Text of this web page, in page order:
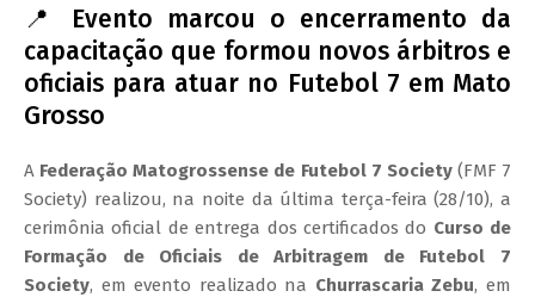
📍 Evento marcou o encerramento da
capacitação que formou novos árbitros e
oficiais para atuar no Futebol 7 em Mato
Grosso
A Federação Matogrossense de Futebol 7 Society(FMF 7
Society) realizou, na noite da última terça-feira (28/10), a
cerimônia oficial de entrega dos certificados do Curso de
Formação de Oficiais de Arbitragem de Futebol 7
Society, em evento realizado na Churrascaria Zebu, em